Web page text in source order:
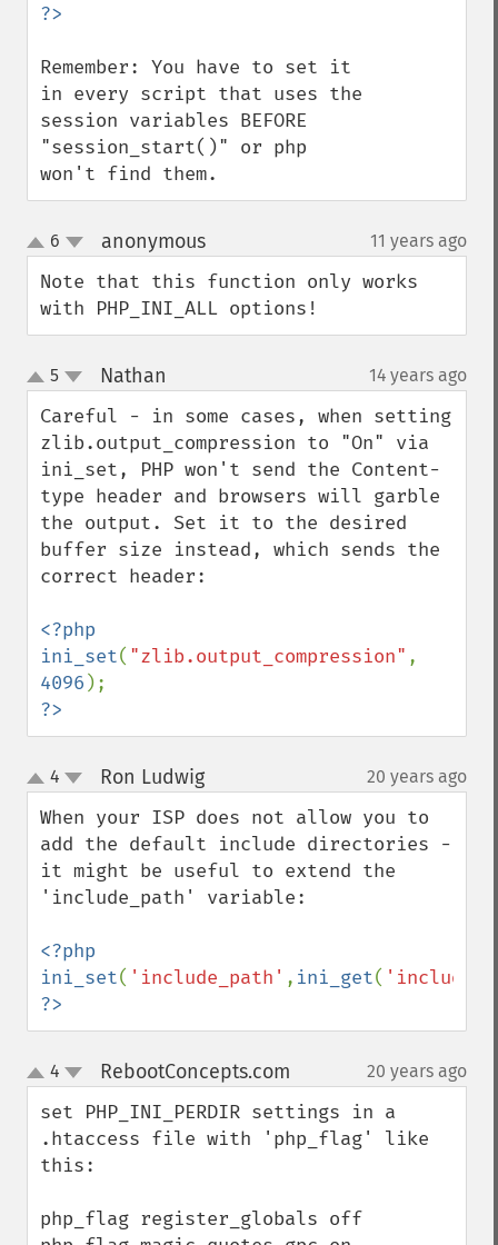
Remember: You have to set it
in every script that uses the
session variables BEFORE
"session_start()" or php
won't find them.
up
down
6 anonymous¶ 11 years ago
Note that this function only works
with PHP_INI_ALL options!
up
down
5 Nathan 14 years ago
Careful - in some cases, when setting
zlib.output_compression to "On" via
ini_set, PHP won't send the Content-
type header and browsers will garble
the output. Set it to the desired
buffer size instead, which sends the
correct header:
<?php
ini_set( "zlib.output_compression"
4096
?>
up
down
4 Ron Ludwig¶ 20 years ago
When your ISP does not allow you to
add the default include directories -
it might be useful to extend the
'include_path' variable:
<?php
ini_set( 'include_path' , ini_get(
?>
up
down
4 RebootConcepts.com 20 years ago
set PHP_INI_PERDIR settings in a
.htaccess file with 'php_flag' like
this:
php_flag register_globals off